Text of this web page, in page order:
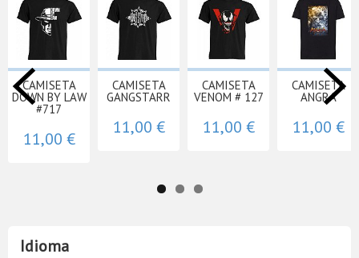
Idioma
CAMISETA
DOWN BY LAW
#717
11,00 €
CAMISETA
GANGSTARR
11,00 €
CAMISETA
VENOM # 127
11,00 €
CAMISETA
ANGRA
11,00 €